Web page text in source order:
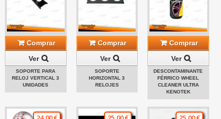
Comprar
Ver
SOPORTE PARA
RELOJ VERTICAL 3
UNIDADES
Comprar
Ver
SOPORTE
HORIZONTAL 3
RELOJES
Comprar
Ver
DESCONTAMINANTE
FÉRRICO WHEEL
CLEANER ULTRA
KENOTEK